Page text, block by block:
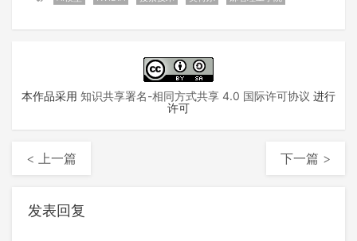
本作品采用 知识共享署名-相同方式共享 4.0 国际许可协议 进行
许可
< 上一篇 下一篇 >
发表回复